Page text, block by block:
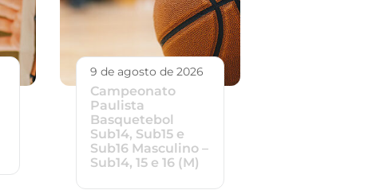
9 de agosto de 2026
Campeonato
Paulista
Basquetebol
Sub14, Sub15 e
Sub16 Masculino –
Sub14, 15 e 16 (M)